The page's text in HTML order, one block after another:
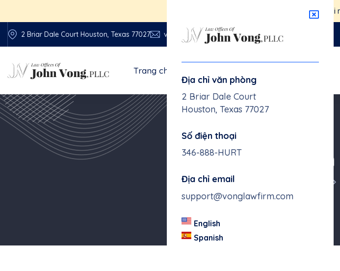
We understand you. We
2 Briar Dale Court Houston, Texas 77027 vonglawfirm@vonglawfirm.com
Trang chủ
Địa chỉ văn phòng
2 Briar Dale Court
Houston, Texas 77027
Số điện thoại
346-888-HURT
Địa chỉ email
support@vonglawfirm.com
English
Spanish